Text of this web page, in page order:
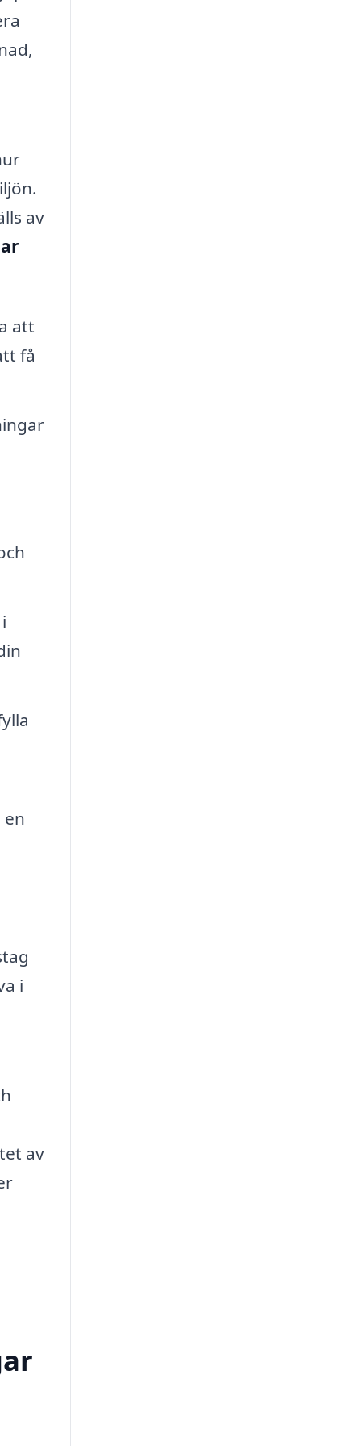
av
att
få
i
av